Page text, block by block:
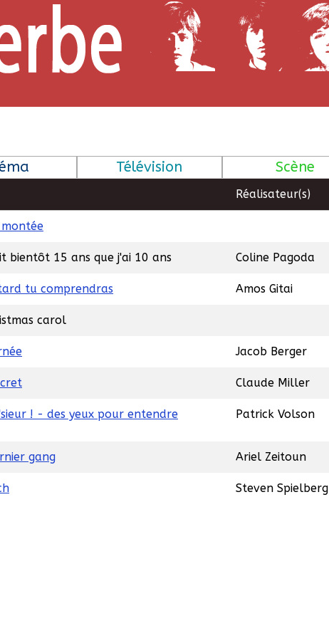
Télévision Scène
Réalisateur(s)
montée
bientôt 15 ans que j'ai 10 ans Coline Pagoda
tu comprendras Amos Gitai
carol
Jacob Berger
Claude Miller
! - des yeux pour entendre Patrick Volson
gang Ariel Zeitoun
Steven Spielberg